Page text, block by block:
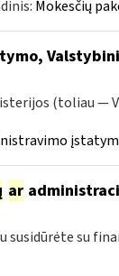
Mokesčių
(toliau —
ar
su